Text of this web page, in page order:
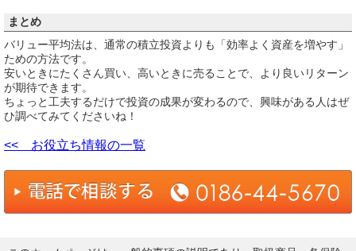
まとめ
バリュー平均法は、通常の積立投資よりも「効率よく資産を増やす」
ための方法です。
安いときにたくさん買い、高いときに売ることで、より良いリターン
が期待できます。
ちょっと工夫するだけで投資の成果が変わるので、興味がある人はぜ
ひ調べてみてくださいね！
<< お役立ち情報の一覧